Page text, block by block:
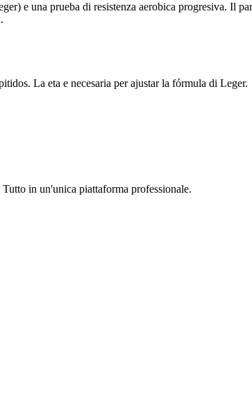
e una prueba di resistenza aerobica progresiva. Il
La eta e necesaria per ajustar la fórmula di Leger.
in un'unica piattaforma professionale.